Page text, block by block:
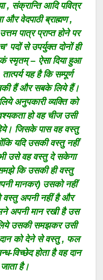
, संक्रान्ति आदि पवित्र
और वेदपाठी ब्राह्मण ,
पात्र प्राप्त होने पर
पदों से उपर्युक्त दोनों ही
स्मृतम् – ऐसा दिया हुआ
यह है कि सम्पूर्ण
हैं और सबके लिये हैं।
अनुपकारी व्यक्ति को
हो वह चीज उसी
जिसके पास वह वस्तु
यदि उसकी वस्तु नहीं
उसे वह वस्तु दे सकेगा
कि उसकी ही वस्तु
मानकर) उसको नहीं
वस्तु अपनी नहीं है और
अपनी मान रखी है उस
उसकी समझकर उसी
को देने से वस्तु , फल
विच्छेद होता है वह दान
जाता है।